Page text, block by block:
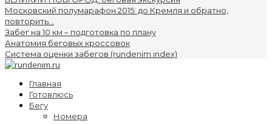
Московский полумарафон 2015: до Кремля и обратно,
повторить...
Забег на 10 км – подготовка по плану
Анатомия беговых кроссовок
Система оценки забегов (rundenim index)
Главная
Готовлюсь
Бегу
Номера